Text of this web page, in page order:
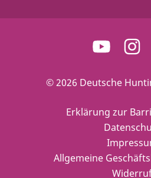
© 2026 Deutsche
Erklärung zur
Allgemeine